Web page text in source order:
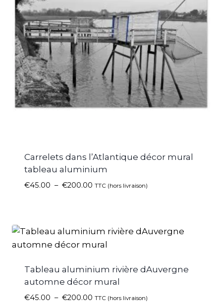
Carrelets dans l’Atlantique décor mural
tableau aluminium
€45.00 – €200.00 TTC (hors livraison)
Tableau aluminium rivière dAuvergne
automne décor mural
€45.00 – €200.00 TTC (hors livraison)